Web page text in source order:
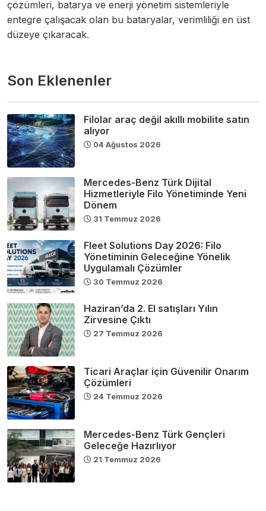
çözümleri, batarya ve enerji yönetim sistemleriyle
entegre çalışacak olan bu bataryalar, verimliliği en üst
düzeye çıkaracak.
Son Eklenenler
Filolar araç değil akıllı mobilite satın
alıyor
04 Ağustos 2026
Mercedes-Benz Türk Dijital
Hizmetleriyle Filo Yönetiminde Yeni
Dönem
31 Temmuz 2026
Fleet Solutions Day 2026: Filo
Yönetiminin Geleceğine Yönelik
Uygulamalı Çözümler
30 Temmuz 2026
Haziran’da 2. El satışları Yılın
Zirvesine Çıktı
27 Temmuz 2026
Ticari Araçlar için Güvenilir Onarım
Çözümleri
24 Temmuz 2026
Mercedes-Benz Türk Gençleri
Geleceğe Hazırlıyor
21 Temmuz 2026